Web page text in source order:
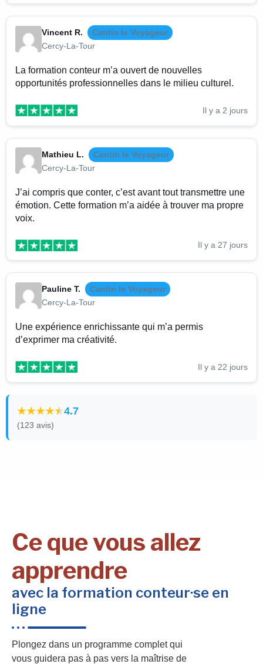
Vincent R.
Cantin le Voyageur
Cercy-La-Tour
La formation conteur m’a ouvert de nouvelles
opportunités professionnelles dans le milieu culturel.
Il y a 2 jours
Mathieu L.
Cantin le Voyageur
Cercy-La-Tour
J’ai compris que conter, c’est avant tout transmettre une
émotion. Cette formation m’a aidée à trouver ma propre
voix.
Il y a 27 jours
Pauline T.
Cantin le Voyageur
Cercy-La-Tour
Une expérience enrichissante qui m’a permis
d’exprimer ma créativité.
Il y a 22 jours
4.7
(123 avis)
Ce que vous allez
apprendre
avec la formation conteur·se en
ligne
Plongez dans un programme complet qui
vous guidera pas à pas vers la maîtrise de